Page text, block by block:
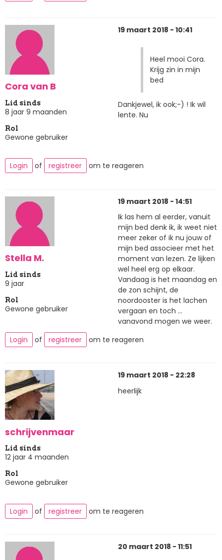
Cora van B
Lid sinds
8 jaar 9 maanden
Rol
Gewone gebruiker
19 maart 2018 - 10:41
Heel mooi Cora.
Krijg zin in mijn
bed
Dankjewel, ik ook;-) ! Ik wil
lente. Nu
Login of registreer om te reageren
Stella M.
Lid sinds
9 jaar
Rol
Gewone gebruiker
19 maart 2018 - 14:51
Ik las hem al eerder, vanuit
mijn bed denk ik, ik weet niet
meer zeker of ik nu jouw of
mijn bed associeer met het
moment van lezen. Ze lijken
wel heel erg op elkaar.
Vandaag is het maandag en
de zon schijnt, de
noordooster is het lachen
vergaan en toch ...
vanavond mogen we weer.
Login
of registreer om te reageren
schrijvenmaar
Lid sinds
12 jaar 4 maanden
Rol
Gewone gebruiker
19 maart 2018 - 22:28
heerlijk
Login of registreer om te reageren
20 maart 2018 - 11:51